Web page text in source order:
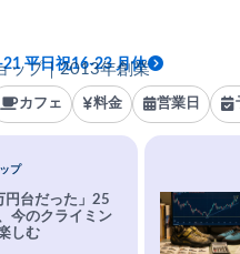
ップ｜2013年創業
平日祝16-23 月休
カフェ 料金 営業日
プ
円台だった」25
今のクライミン
しむ